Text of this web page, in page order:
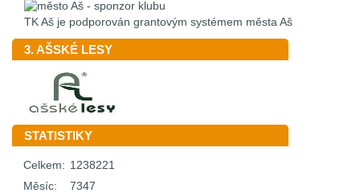
TK Aš je podporován grantovým systémem města Aš
3. AŠSKÉ LESY
STATISTIKY
Celkem: 1238221
Měsíc:
7347